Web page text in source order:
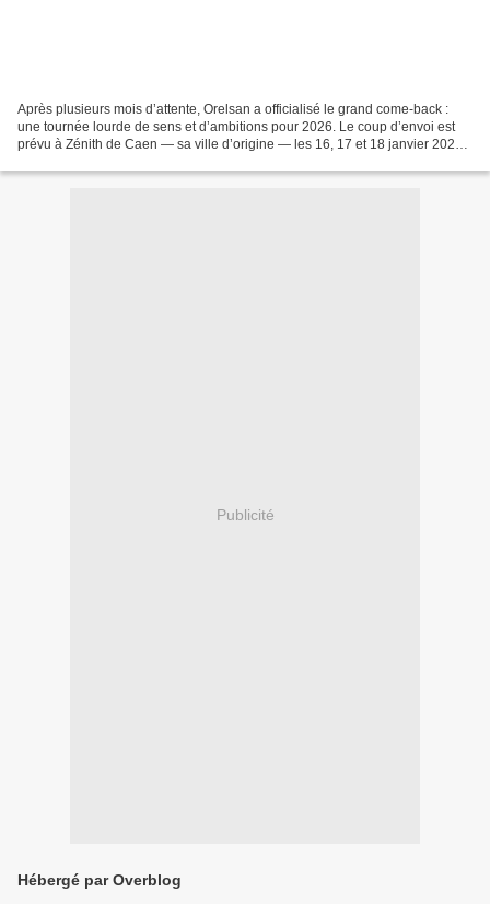
Après plusieurs mois d’attente, Orelsan a officialisé le grand come-back :
une tournée lourde de sens et d’ambitions pour 2026. Le coup d’envoi est
prévu à Zénith de Caen — sa ville d’origine — les 16, 17 et 18 janvier 2026.
Publicité
Hébergé par Overblog